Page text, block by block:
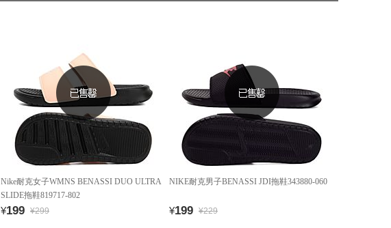
Nike耐克女子WMNS BENASSI DUO ULTRA
SLIDE拖鞋819717-802
¥199 ¥299
NIKE耐克男子BENASSI JDI拖鞋343880-060
¥199 ¥229